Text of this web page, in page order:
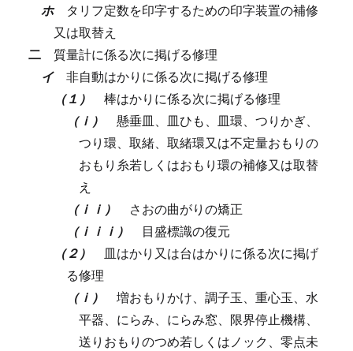
ホ タリフ定数を印字するための印字装置の補修
又は取替え
二 質量計に係る次に掲げる修理
イ 非自動はかりに係る次に掲げる修理
（１） 棒はかりに係る次に掲げる修理
（ｉ） 懸垂皿、皿ひも、皿環、つりかぎ、
つり環、取緒、取緒環又は不定量おもりの
おもり糸若しくはおもり環の補修又は取替
え
（ｉｉ） さおの曲がりの矯正
（ｉｉｉ） 目盛標識の復元
（２） 皿はかり又は台はかりに係る次に掲げ
る修理
（ｉ） 増おもりかけ、調子玉、重心玉、水
平器、にらみ、にらみ窓、限界停止機構、
送りおもりのつめ若しくはノック、零点未